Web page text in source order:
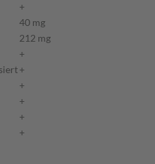
+
40 mg
212 mg
+
+
+
+
+
+